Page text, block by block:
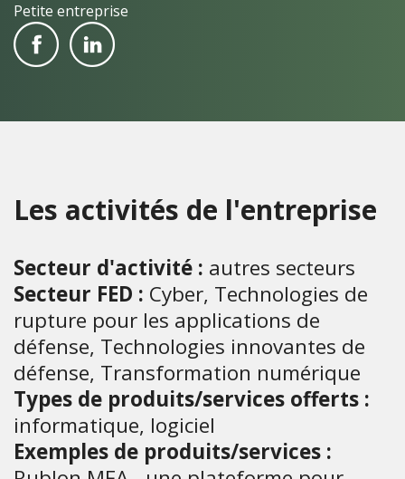
Petite entreprise
Les activités de l'entreprise
Secteur d'activité : autres secteurs
Secteur FED : Cyber, Technologies de
rupture pour les applications de
défense, Technologies innovantes de
défense, Transformation numérique
Types de produits/services offerts :
informatique, logiciel
Exemples de produits/services :